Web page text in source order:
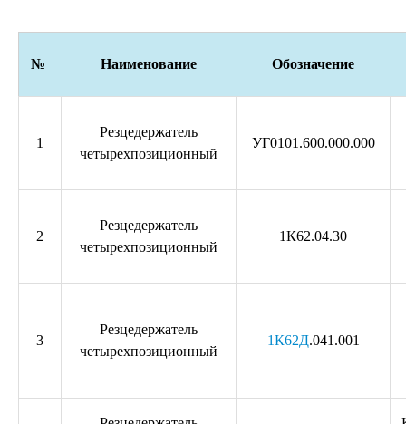
№ Наименование Обозначение
1
Резцедержатель
четырехпозиционный
УГ0101.600.000.000
2
Резцедержатель
четырехпозиционный
1К62.04.30
3
Резцедержатель
четырехпозиционный
1К62Д.041.001